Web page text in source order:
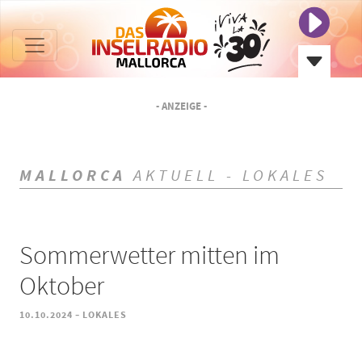
- ANZEIGE -
MALLORCA AKTUELL - LOKALES
Sommerwetter mitten im
Oktober
10.10.2024 - LOKALES